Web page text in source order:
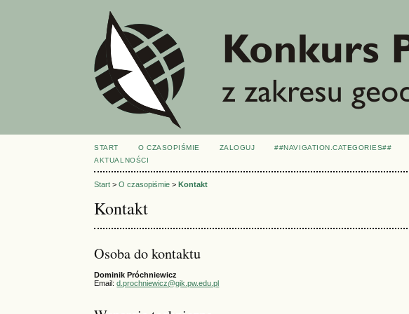
START O CZASOPIŚMIE ZALOGUJ ##NAVIGATION.CATEGORIES##
AKTUALNOŚCI
Start >O czasopiśmie >Kontakt
Kontakt
Osoba do kontaktu
Dominik Próchniewicz
Email:d.prochniewicz@gik.pw.edu.pl